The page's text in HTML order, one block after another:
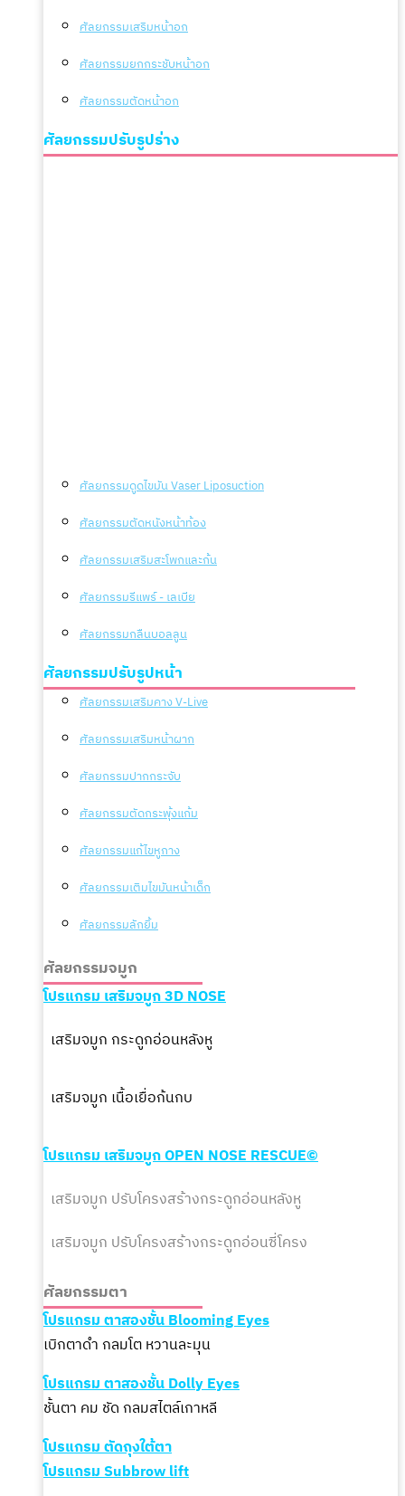
ศัลยกรรมเสริมหน้าอก
ศัลยกรรมยกกระชับหน้าอก
ศัลยกรรมตัดหน้าอก
ศัลยกรรมปรับรูปร่าง
ศัลยกรรมดูดไขมัน Vaser Liposuction
ศัลยกรรมตัดหนังหน้าท้อง
ศัลยกรรมเสริมสะโพกและก้น
ศัลยกรรมรีแพร์ - เลเบีย
ศัลยกรรมกลืนบอลลูน
ศัลยกรรมปรับรูปหน้า
ศัลยกรรมเสริมคาง V-Live
ศัลยกรรมเสริมหน้าผาก
ศัลยกรรมปากกระจับ
ศัลยกรรมตัดกระพุ้งแก้ม
ศัลยกรรมแก้ไขหูกาง
ศัลยกรรมเติมไขมันหน้าเด็ก
ศัลยกรรมลักยิ้ม
ศัลยกรรมจมูก
โปรแกรม เสริมจมูก 3D NOSE
เสริมจมูก กระดูกอ่อนหลังหู
เสริมจมูก เนื้อเยื่อก้นกบ
โปรแกรม เสริมจมูกOPENNOSE RESCUE©
เสริมจมูก ปรับโครงสร้างกระดูกอ่อนหลังหู
เสริมจมูก ปรับโครงสร้างกระดูกอ่อนซี่โครง
ศัลยกรรมตา
โปรแกรม ตาสองชั้น Blooming Eyes
เบิกตาดำ กลมโต หวานละมุน
โปรแกรม ตาสองชั้น Dolly Eyes
ชั้นตา คม ชัด กลมสไตล์เกาหลี
โปรแกรม ตัดถุงใต้ตา
โปรแกรม Subbrow lift